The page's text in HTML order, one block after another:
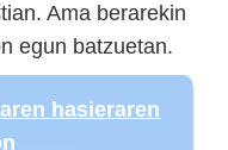
Ama berarekin
egun batzuetan.
hasieraren